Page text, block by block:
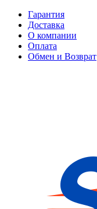
Гарантия
Доставка
О компании
Оплата
Обмен и Возврат